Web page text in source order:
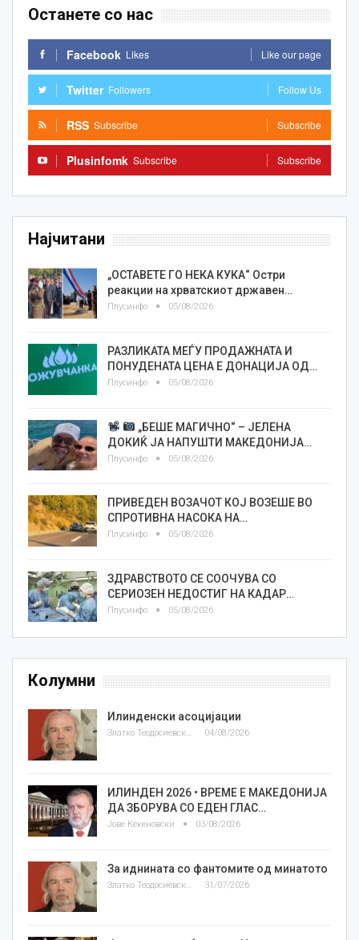
Останете со нас
Facebook Likes Like our page
Twitter Followers Follow Us
RSS Subscribe Subscribe
Plusinfomk Subscribe Subscribe
Најчитани
„ОСТАВЕТЕ ГО НЕКА КУКА“ Остри
реакции на хрватскиот државен…
Плусинфо 05/08/2026
РАЗЛИКАТА МЕЃУ ПРОДАЖНАТА И
ПОНУДЕНАТА ЦЕНА Е ДОНАЦИЈА ОД…
Плусинфо 05/08/2026
„БЕШЕ МАГИЧНО“ – ЈЕЛЕНА
ДОКИЌ ЈА НАПУШТИ МАКЕДОНИЈА…
Плусинфо 05/08/2026
ПРИВЕДЕН ВОЗАЧОТ КОЈ ВОЗЕШЕ ВО
СПРОТИВНА НАСОКА НА…
Плусинфо 05/08/2026
ЗДРАВСТВОТО СЕ СООЧУВА СО
СЕРИОЗЕН НЕДОСТИГ НА КАДАР…
Плусинфо 05/08/2026
Колумни
Илинденски асоцијации
Златко Теодосиевски 04/08/2026
ИЛИНДЕН 2026 • ВРЕМЕ Е МАКЕДОНИЈА
ДА ЗБОРУВА СО ЕДЕН ГЛАС…
Јове Кекеновски 03/08/2026
За иднината со фантомите од минатото
Златко Теодосиевски 31/07/2026